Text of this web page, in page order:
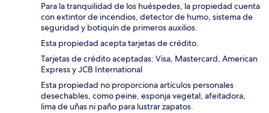
Para la tranquilidad de los huéspedes, la propiedad cuenta
con extintor de incendios, detector de humo, sistema de
seguridad y botiquín de primeros auxilios.
Esta propiedad acepta tarjetas de crédito.
Tarjetas de crédito aceptadas: Visa, Mastercard, American
Express y JCB International
Esta propiedad no proporciona artículos personales
desechables, como peine, esponja vegetal, afeitadora,
lima de uñas ni paño para lustrar zapatos.